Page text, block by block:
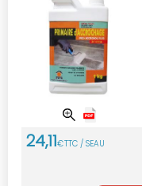
24,11€TTC / SEAU